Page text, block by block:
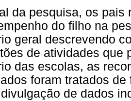
da pesquisa, os pais
do filho na
geral descrevendo
de atividades que
das escolas, as
foram tratados
de dados